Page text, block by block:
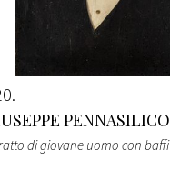
PENNASILICO
di giovane uomo con baffi